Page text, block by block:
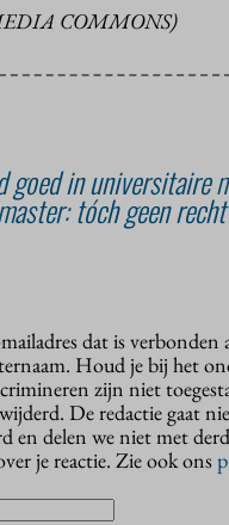
COMMONS)
goed in universitaire
tóch geen
dat is
Houd je bij het
zijn niet
De redactie gaat
en delen we niet met
je reactie. Zie ook ons